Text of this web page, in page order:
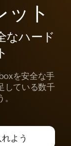
ット
なハード
を安全な手
している数千
よう